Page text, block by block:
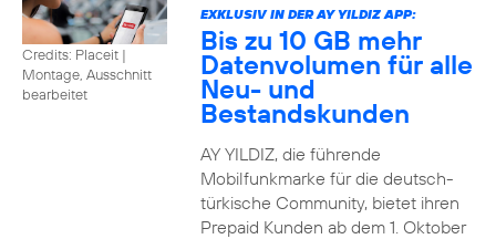
Credits: Placeit |
Montage, Ausschnitt
bearbeitet
EXKLUSIV IN DER AY YILDIZ APP:
Bis zu 10 GB mehr
Datenvolumen für alle
Neu- und
Bestandskunden
AY YILDIZ, die führende
Mobilfunkmarke für die deutsch-
türkische Community, bietet ihren
Prepaid Kunden ab dem 1. Oktober